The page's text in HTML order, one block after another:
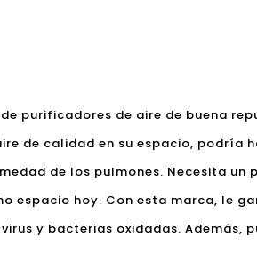
purificadores de aire de buena
de calidad en su espacio,
de los pulmones. Necesita
espacio hoy. Con esta marca, le
y bacterias oxidadas.